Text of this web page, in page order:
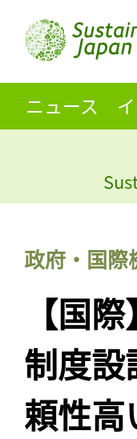
ニュース
政府・国際
【国
制度設
頼性